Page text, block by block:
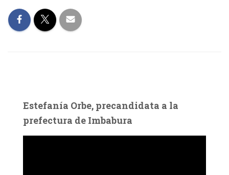
Estefanía Orbe, precandidata a la
prefectura de Imbabura